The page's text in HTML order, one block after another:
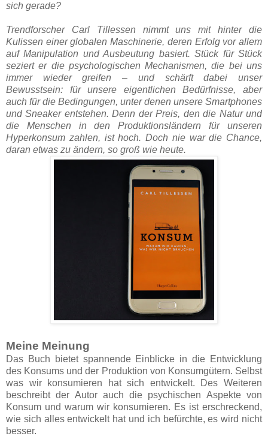
sich gerade?
Trendforscher Carl Tillessen nimmt uns mit hinter die
Kulissen einer globalen Maschinerie, deren Erfolg vor allem
auf Manipulation und Ausbeutung basiert. Stück für Stück
seziert er die psychologischen Mechanismen, die bei uns
immer wieder greifen – und schärft dabei unser
Bewusstsein: für unsere eigentlichen Bedürfnisse, aber
auch für die Bedingungen, unter denen unsere Smartphones
und Sneaker entstehen. Denn der Preis, den die Natur und
die Menschen in den Produktionsländern für unseren
Hyperkonsum zahlen, ist hoch. Doch nie war die Chance,
daran etwas zu ändern, so groß wie heute.
Meine Meinung
Das Buch bietet spannende Einblicke in die Entwicklung
des Konsums und der Produktion von Konsumgütern. Selbst
was wir konsumieren hat sich entwickelt. Des Weiteren
beschreibt der Autor auch die psychischen Aspekte von
Konsum und warum wir konsumieren. Es ist erschreckend,
wie sich alles entwickelt hat und ich befürchte, es wird nicht
besser.